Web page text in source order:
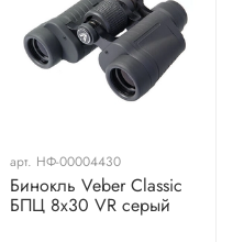
арт. НФ-00004430
Бинокль Veber Classic
БПЦ 8x30 VR серый